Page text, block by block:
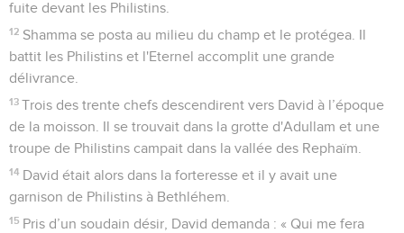
fuite devant les Philistins.
12 Shamma se posta au milieu du champ et le protégea. Il
battit les Philistins et l'Eternel accomplit une grande
délivrance.
13 Trois des trente chefs descendirent vers David à l’époque
de la moisson. Il se trouvait dans la grotte d'Adullam et une
troupe de Philistins campait dans la vallée des Rephaïm.
14 David était alors dans la forteresse et il y avait une
garnison de Philistins à Bethléhem.
15 Pris d’un soudain désir, David demanda : « Qui me fera